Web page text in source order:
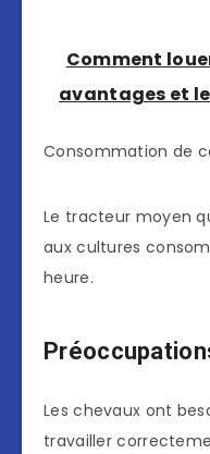
Comment
avantages et
Consommation de
Le tracteur moyen
aux cultures
heure.
Les chevaux ont
travailler